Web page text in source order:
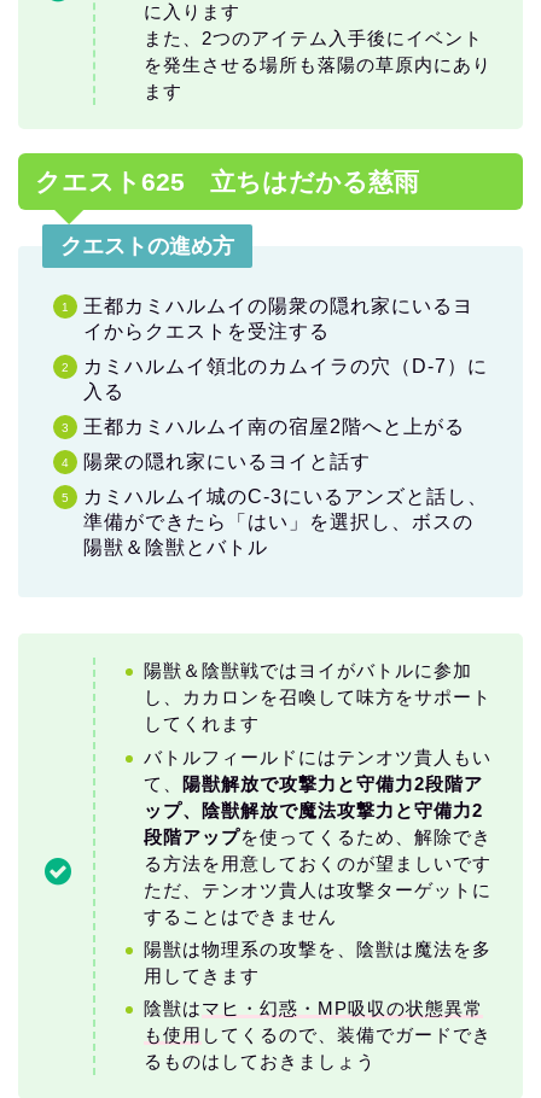
に入ります
また、2つのアイテム入手後にイベント
を発生させる場所も落陽の草原内にあり
ます
クエスト625 立ちはだかる慈雨
クエストの進め方
王都カミハルムイの陽衆の隠れ家にいるヨ
イからクエストを受注する
カミハルムイ領北のカムイラの穴（D-7）に
入る
王都カミハルムイ南の宿屋2階へと上がる
陽衆の隠れ家にいるヨイと話す
カミハルムイ城のC-3にいるアンズと話し、
準備ができたら「はい」を選択し、ボスの
陽獣＆陰獣とバトル
陽獣＆陰獣戦ではヨイがバトルに参加
し、カカロンを召喚して味方をサポート
してくれます
バトルフィールドにはテンオツ貴人もい
て、
陽獣解放で攻撃力と守備力2段階ア
ップ、陰獣解放で魔法攻撃力と守備力2
段階アップを使ってくるため、解除でき
る方法を用意しておくのが望ましいです
ただ、テンオツ貴人は攻撃ターゲットに
することはできません
陽獣は物理系の攻撃を、陰獣は魔法を多
用してきます
陰獣はマヒ・幻惑・MP吸収の状態異常
も使用 してくるので、装備でガードでき
るものはしておきましょう